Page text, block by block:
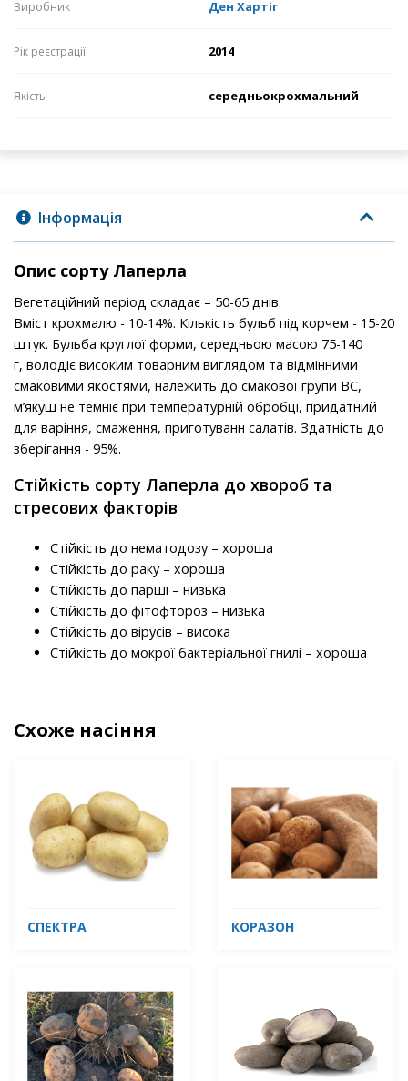
Виробник Ден Хартіг
Рік реєстрації 2014
Якість середньокрохмальний
Інформація
Опис сорту Лаперла
Вегетаційний період складає – 50-65 днів.
Вміст крохмалю - 10-14%. Кількість бульб під корчем - 15-20
штук. Бульба круглої форми, середньою масою 75-140
г, володіє високим товарним виглядом та відмінними
смаковими якостями, належить до смакової групи ВС,
м’якуш не темніє при температурній обробці, придатний
для варіння, смаження, приготуванн салатів. Здатність до
зберігання - 95%.
Стійкість сорту Лаперла до хвороб та
стресових факторів
Стійкість до нематодозу – хороша
Стійкість до раку – хороша
Стійкість до парші – низька
Стійкість до фітофтороз – низька
Стійкість до вірусів – висока
Стійкість до мокрої бактеріальної гнилі – хороша
Схоже насіння
СПЕКТРА КОРАЗОН